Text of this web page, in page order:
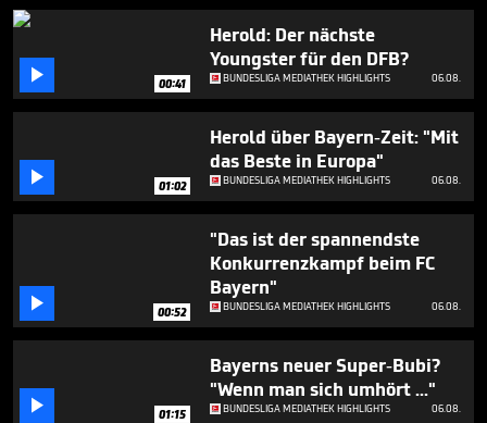
48
seconds
 00:41
Herold: Der nächste
Youngster für den DFB?
BUNDESLIGA MEDIATHEK HIGHLIGHTS 06.08.
 01:02
Herold über Bayern-Zeit: "Mit
das Beste in Europa"
BUNDESLIGA MEDIATHEK HIGHLIGHTS 06.08.
 00:52
"Das ist der spannendste
Konkurrenzkampf beim FC
Bayern"
BUNDESLIGA MEDIATHEK HIGHLIGHTS 06.08.
 01:15
Bayerns neuer Super-Bubi?
"Wenn man sich umhört ..."
BUNDESLIGA MEDIATHEK HIGHLIGHTS 06.08.